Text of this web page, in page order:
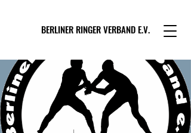
BERLINER RINGER VERBAND E.V.